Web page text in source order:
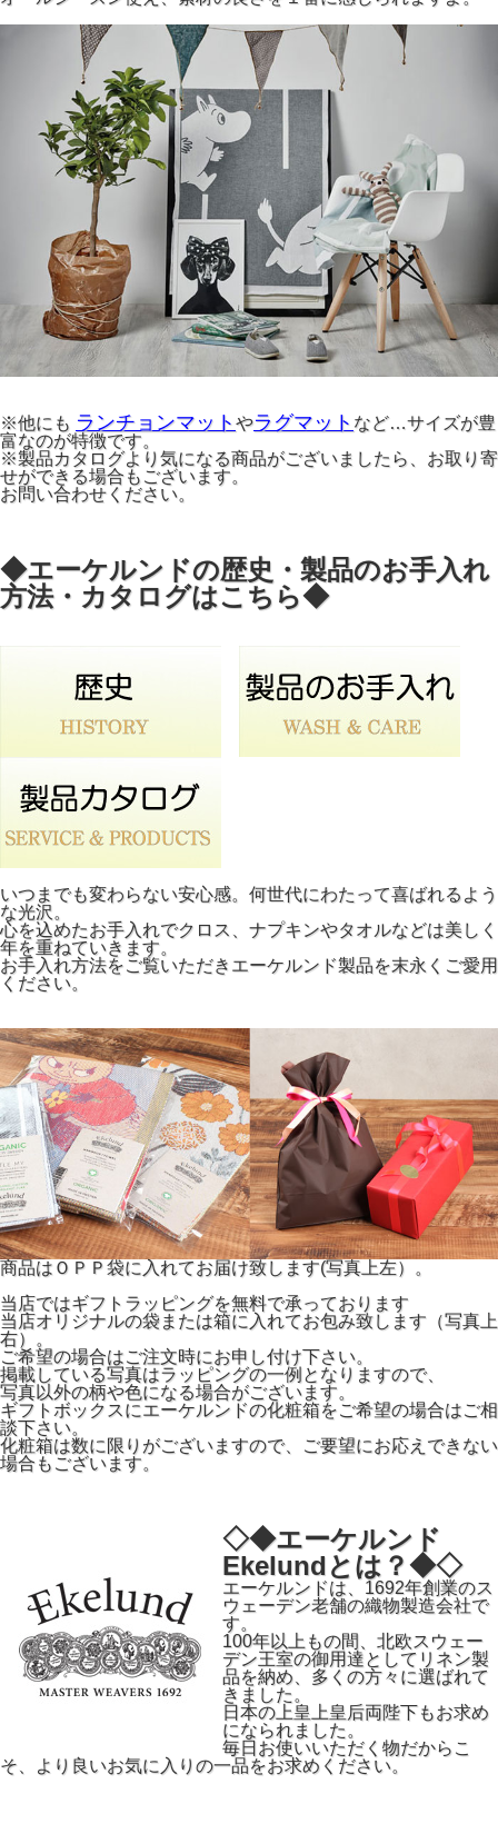
※他にも ランチョンマット やラグマット など…サイズが豊
富なのが特徴です。
※製品カタログより気になる商品がございましたら、お取り寄
せができる場合もございます。
お問い合わせください。
◆エーケルンドの歴史・製品のお手入れ
方法・カタログはこちら◆
いつまでも変わらない安心感。何世代にわたって喜ばれるよう
な光沢。
心を込めたお手入れでクロス、ナプキンやタオルなどは美しく
年を重ねていきます。
お手入れ方法をご覧いただきエーケルンド製品を末永くご愛用
ください。
商品はＯＰＰ袋に入れてお届け致します(写真上左）。
当店ではギフトラッピングを無料で承っております
当店オリジナルの袋または箱に入れてお包み致します（写真上
右）。
ご希望の場合はご注文時にお申し付け下さい。
掲載している写真はラッピングの一例となりますので、
写真以外の柄や色になる場合がございます。
ギフトボックスにエーケルンドの化粧箱をご希望の場合はご相
談下さい。
化粧箱は数に限りがございますので、ご要望にお応えできない
場合もございます。
◇◆エーケルンド
Ekelundとは？◆◇
エーケルンドは、1692年創業のス
ウェーデン老舗の織物製造会社で
す。
100年以上もの間、北欧スウェー
デン王室の御用達としてリネン製
品を納め、多くの方々に選ばれて
きました。
日本の上皇上皇后両陛下もお求め
になられました。
毎日お使いいただく物だからこ
そ、より良いお気に入りの一品をお求めください。